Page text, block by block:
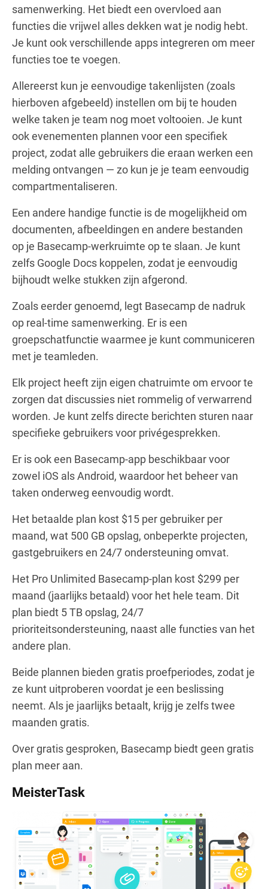
samenwerking. Het biedt een overvloed aan
functies die vrijwel alles dekken wat je nodig hebt.
Je kunt ook verschillende apps integreren om meer
functies toe te voegen.
Allereerst kun je eenvoudige takenlijsten (zoals
hierboven afgebeeld) instellen om bij te houden
welke taken je team nog moet voltooien. Je kunt
ook evenementen plannen voor een specifiek
project, zodat alle gebruikers die eraan werken een
melding ontvangen — zo kun je je team eenvoudig
compartmentaliseren.
Een andere handige functie is de mogelijkheid om
documenten, afbeeldingen en andere bestanden
op je Basecamp-werkruimte op te slaan. Je kunt
zelfs Google Docs koppelen, zodat je eenvoudig
bijhoudt welke stukken zijn afgerond.
Zoals eerder genoemd, legt Basecamp de nadruk
op real-time samenwerking. Er is een
groepschatfunctie waarmee je kunt communiceren
met je teamleden.
Elk project heeft zijn eigen chatruimte om ervoor te
zorgen dat discussies niet rommelig of verwarrend
worden. Je kunt zelfs directe berichten sturen naar
specifieke gebruikers voor privégesprekken.
Er is ook een Basecamp-app beschikbaar voor
zowel iOS als Android, waardoor het beheer van
taken onderweg eenvoudig wordt.
Het betaalde plan kost $15 per gebruiker per
maand, wat 500 GB opslag, onbeperkte projecten,
gastgebruikers en 24/7 ondersteuning omvat.
Het Pro Unlimited Basecamp-plan kost $299 per
maand (jaarlijks betaald) voor het hele team. Dit
plan biedt 5 TB opslag, 24/7
prioriteitsondersteuning, naast alle functies van het
andere plan.
Beide plannen bieden gratis proefperiodes, zodat je
ze kunt uitproberen voordat je een beslissing
neemt. Als je jaarlijks betaalt, krijg je zelfs twee
maanden gratis.
Over gratis gesproken, Basecamp biedt geen gratis
plan meer aan.
MeisterTask